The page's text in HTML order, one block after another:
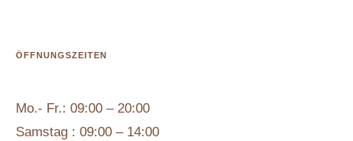
ÖFFNUNGSZEITEN
Mo.- Fr.: 09:00 – 20:00
Samstag : 09:00 – 14:00